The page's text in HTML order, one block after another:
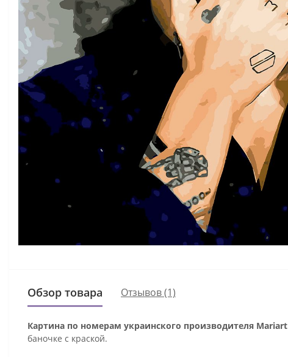
Обзор товара Отзывов (1)
Картина по номерам украинского производителя Mariart
баночке с краской.